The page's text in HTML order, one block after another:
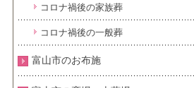
コロナ禍後の家族葬
コロナ禍後の一般葬
富山市のお布施